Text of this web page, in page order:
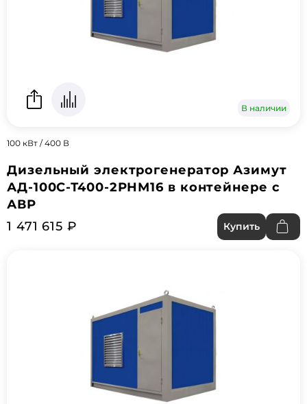
В наличии
100 кВт / 400 В
Дизельный электрогенератор Азимут
АД-100С-Т400-2РНМ16 в контейнере с
АВР
1 471 615 ₽
Купить